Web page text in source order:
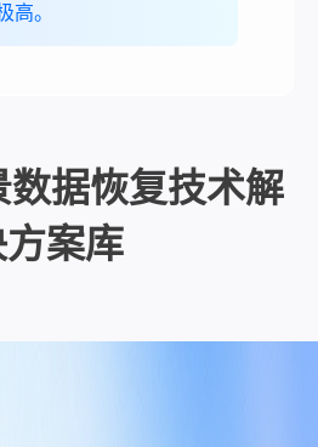
高。
据恢复技术解
案库